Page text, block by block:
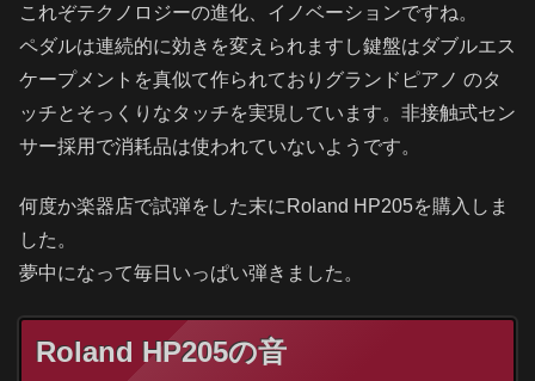
これぞテクノロジーの進化、イノベーションですね。
ペダルは連続的に効きを変えられますし鍵盤はダブルエス
ケープメントを真似て作られておりグランドピアノ のタ
ッチとそっくりなタッチを実現しています。非接触式セン
サー採用で消耗品は使われていないようです。
何度か楽器店で試弾をした末にRoland HP205を購入しま
した。
夢中になって毎日いっぱい弾きました。
Roland HP205の音